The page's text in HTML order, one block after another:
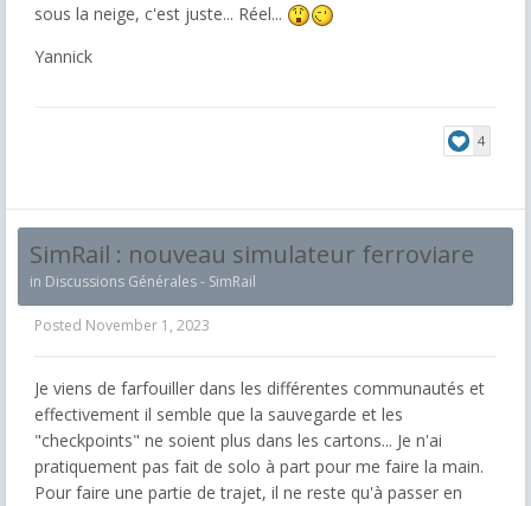
sous la neige, c'est juste... Réel...
Yannick
4
SimRail : nouveau simulateur ferroviare
in Discussions Générales - SimRail
Posted November 1, 2023
Je viens de farfouiller dans les différentes communautés et
effectivement il semble que la sauvegarde et les
"checkpoints" ne soient plus dans les cartons... Je n'ai
pratiquement pas fait de solo à part pour me faire la main.
Pour faire une partie de trajet, il ne reste qu'à passer en